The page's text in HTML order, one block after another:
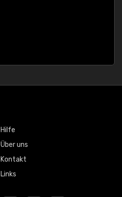
Hilfe
Über uns
Kontakt
Links